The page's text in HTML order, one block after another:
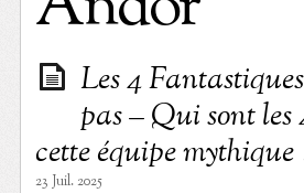
Les 4
pas – Qui sont les
cette équipe mythique
23 Juil. 2025